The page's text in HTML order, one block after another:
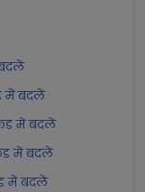
में बदलें
में बदलें
में बदलें
में बदलें